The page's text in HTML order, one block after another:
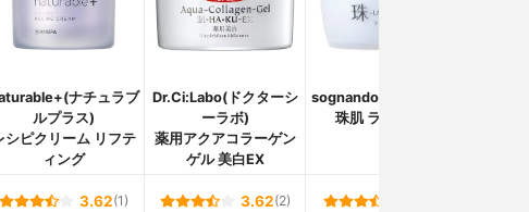
ナチュラブ
ルプラス)
シピクリーム リフテ
ィング
Dr.Ci:Labo(ドクターシ
ーラボ)
薬用アクアコラーゲン
ゲル 美白EX
sognando(ソニャンド)
珠肌 ランシェル
3.62(1) 3.62(2)